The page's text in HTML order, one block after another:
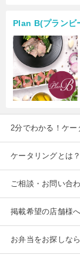
Plan B(プランビ
2分でわかる！ケー
ケータリングとは？
ご相談・お問い合
掲載希望の店舗様へ
お弁当をお探しな